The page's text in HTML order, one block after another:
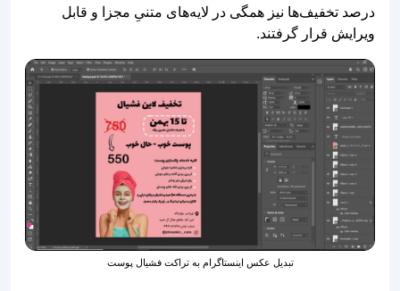
درصد تخفیف‌ها نیز همگی در لایه‌های متنیِ مجزا و قابل
ویرایش قرار گرفتند.
تبدیل عکس اینستاگرام به تراکت فشیال پوست